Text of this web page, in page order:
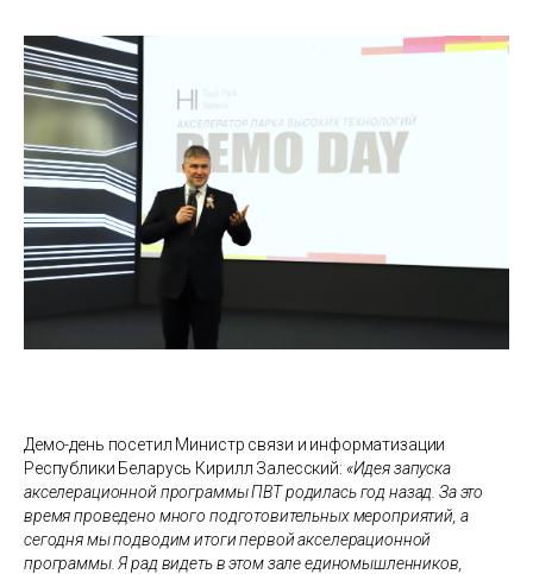
Демо-день посетил Министр связи и информатизации
Республики Беларусь Кирилл Залесский: «Идея запуска
акселерационной программы ПВТ родилась год назад. За это
время проведено много подготовительных мероприятий, а
сегодня мы подводим итоги первой акселерационной
программы. Я рад видеть в этом зале единомышленников,